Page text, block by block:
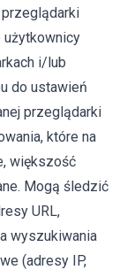
i/lub
do ustawień
przeglądarki
które na
większość
Mogą śledzić
URL,
wyszukiwania
(adresy IP,